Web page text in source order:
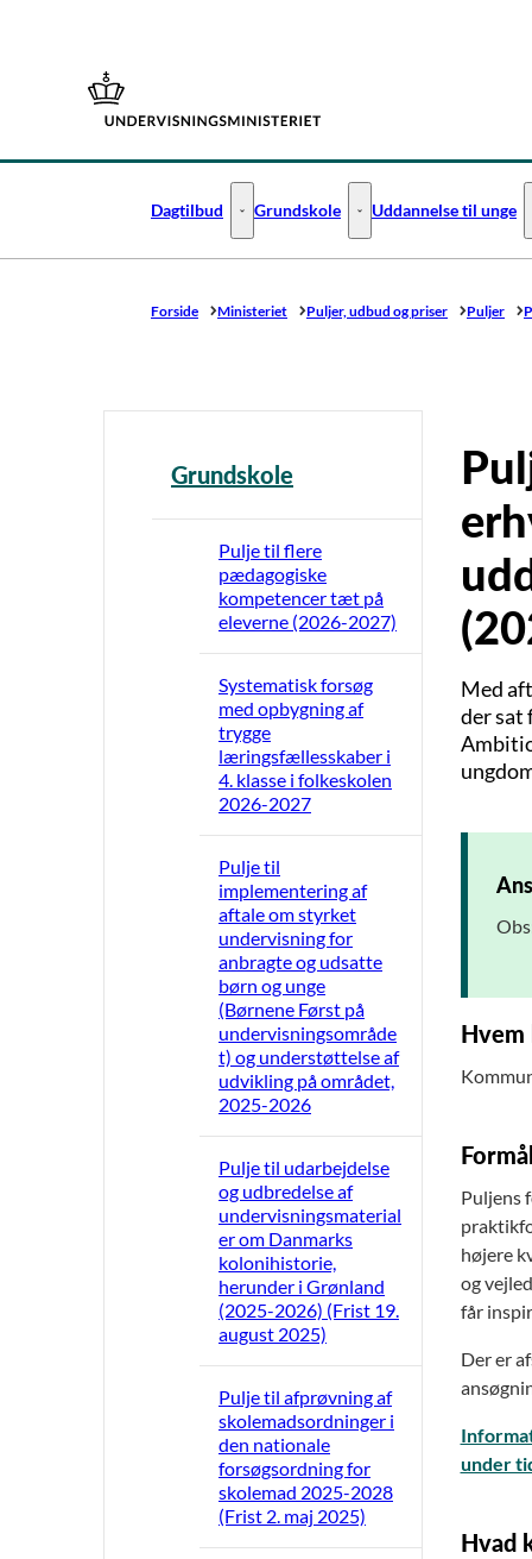
Gå til forsiden
Dagtilbud Dagtilbud - Flere links
Grundskole Grundskole - Flere links
Uddannelse til unge
Forside Ministeriet Puljer, udbud og priser Puljer
Grundskole
Pulje til flere
pædagogiske
kompetencer tæt på
eleverne (2026-2027)
Systematisk forsøg
med opbygning af
trygge
læringsfællesskaber i
4. klasse i folkeskolen
2026-2027
Pulje til
implementering af
aftale om styrket
undervisning for
anbragte og udsatte
børn og unge
(Børnene Først på
undervisningsområde
t) og understøttelse af
udvikling på området,
2025-2026
Pulje til udarbejdelse
og udbredelse af
undervisningsmaterial
er om Danmarks
kolonihistorie,
herunder i Grønland
(2025-2026) (Frist 19.
august 2025)
Pulje til afprøvning af
skolemadsordninger i
den nationale
forsøgsordning for
skolemad 2025-2028
(Frist 2. maj 2025)
Med
der sat
Hvem
Formål
Puljens
højere
og
får
Der er
under
Hvad